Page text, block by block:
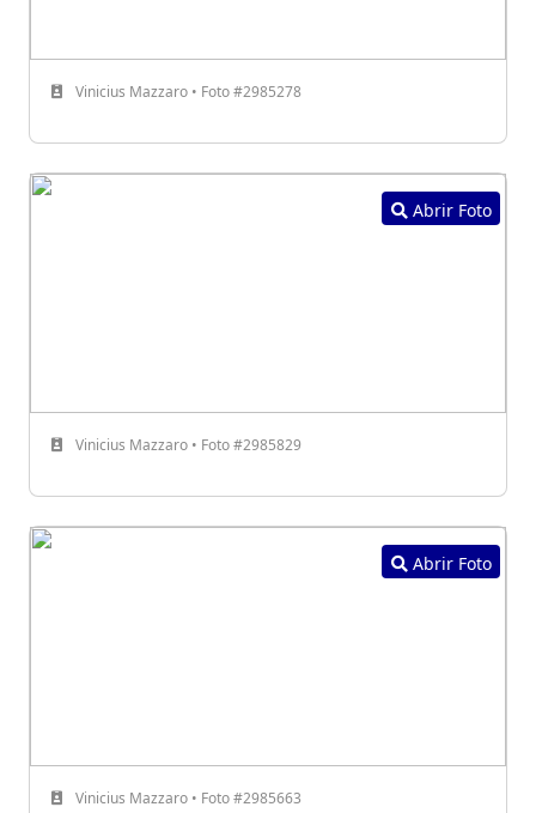
Vinicius Mazzaro • Foto #2985278
Abrir Foto
Vinicius Mazzaro • Foto #2985829
Abrir Foto
Vinicius Mazzaro • Foto #2985663